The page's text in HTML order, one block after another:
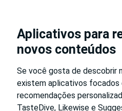
Aplicativos para
novos conteúdos
Se você gosta de descobrir
existem aplicativos focados
recomendações
TasteDive, Likewise e